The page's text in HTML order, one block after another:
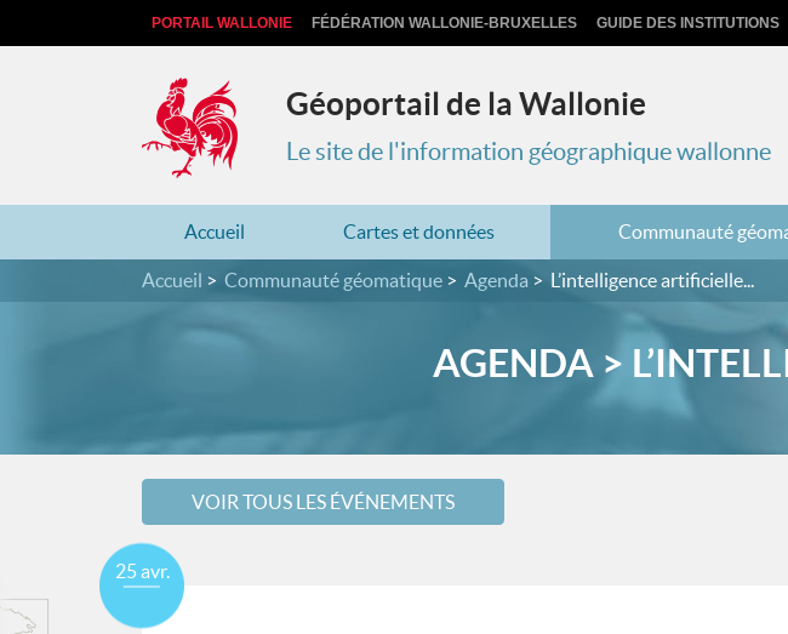
PORTAIL WALLONIE FÉDÉRATION WALLONIE-BRUXELLES GUIDE DES INSTITUTIONS
Géoportail de la Wallonie
Le site de l'information géographique wallonne
Accueil Cartes et données Communauté
Accueil Communauté géomatique Agenda L’intelligence artificielle...
AGENDA >
VOIR TOUS LES ÉVÉNEMENTS
25 avr.